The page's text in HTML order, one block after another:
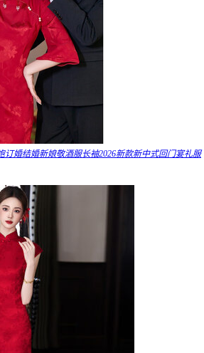
订婚结婚新娘敬酒服长袖2026新款新中式回门宴礼服